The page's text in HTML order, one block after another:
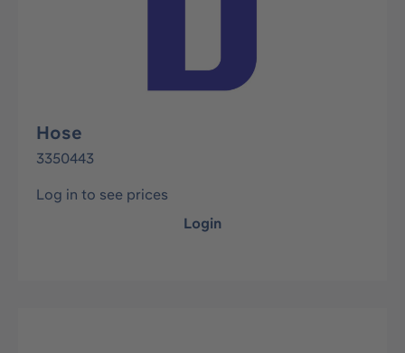
Hose
3350443
Log in to see prices
Login